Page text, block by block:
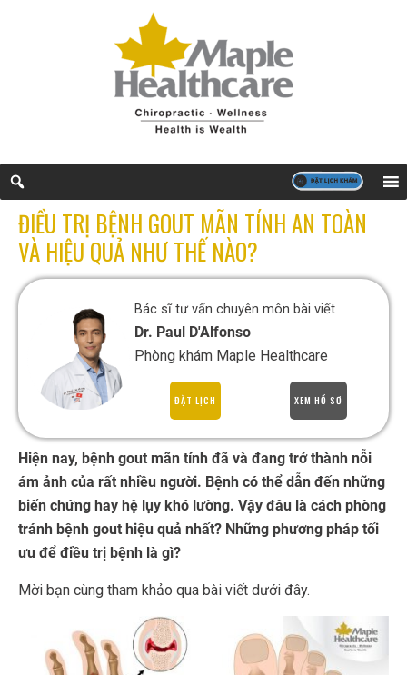
ĐIỀU TRỊ BỆNH GOUT MÃN TÍNH AN TOÀN
VÀ HIỆU QUẢ NHƯ THẾ NÀO?
Bác sĩ tư vấn chuyên môn bài viết
Dr. Paul D'Alfonso
Phòng khám Maple Healthcare
ĐẶT LỊCH XEM HỒ SƠ
Hiện nay, bệnh gout mãn tính đã và đang trở thành nỗi
ám ảnh của rất nhiều người. Bệnh có thể dẫn đến những
biến chứng hay hệ lụy khó lường. Vậy đâu là cách phòng
tránh bệnh gout hiệu quả nhất? Những phương pháp tối
ưu để điều trị bệnh là gì?
Mời bạn cùng tham khảo qua bài viết dưới đây.